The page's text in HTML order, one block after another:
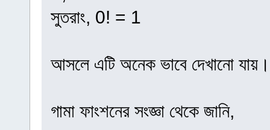
সুতরাং, 0! = 1
আসলে এটি অনেক ভাবে দেখানো
গামা ফাংশনের সংজ্ঞা থেকে জানি,